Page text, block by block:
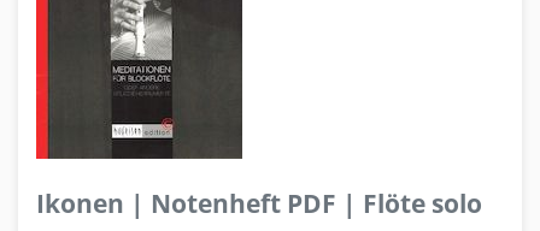
Ikonen | Notenheft PDF | Flöte solo